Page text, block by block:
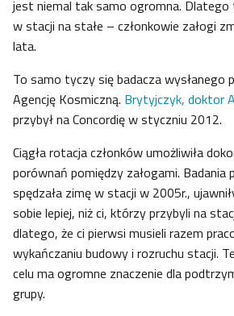
jest niemal tak samo ogromna. Dlatego
w stacji na stałe – członkowie załogi
lata.
To samo tyczy się badacza wysłanego
Agencję Kosmiczną. Brytyjczyk, doktor
przybył na Concordię w styczniu 2012.
Ciągła rotacja członków umożliwiła
porównań pomiędzy załogami. Badania
spędzała zimę w stacji w 2005r.,
sobie lepiej, niż ci, którzy przybyli na
dlatego, że ci pierwsi musieli razem
wykańczaniu budowy i rozruchu stacji.
celu ma ogromne znaczenie dla
grupy.